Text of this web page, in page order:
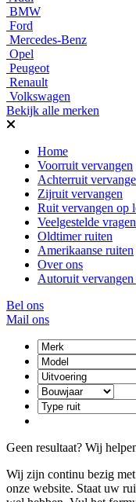
BMW
Ford
Mercedes-Benz
Opel
Peugeot
Renault
Volkswagen
Bekijk alle merken
Home
Voorruit vervangen
Achterruit
Zijruit vervangen
Ruit vervangen op
Veelgestelde vragen
Oldtimer ruiten
Amerikaanse ruiten
Over ons
Autoruit vervangen
Bel ons
Mail ons
Geen resultaat? Wij
Wij zijn continu bezig
onze website. Staat uw